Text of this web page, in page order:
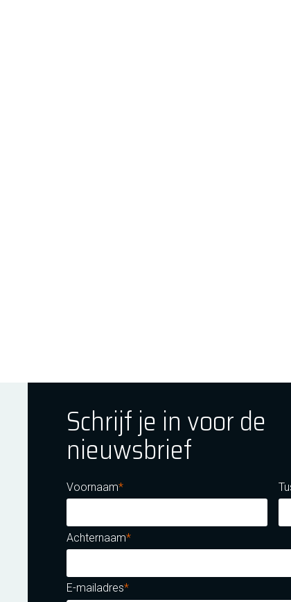
Schrijf je in voor de
nieuwsbrief
Voornaam
Achternaam
E-mailadres